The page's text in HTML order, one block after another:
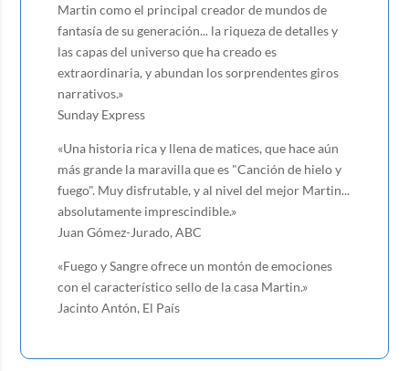
Martin como el principal creador de mundos de
fantasía de su generación... la riqueza de detalles y
las capas del universo que ha creado es
extraordinaria, y abundan los sorprendentes giros
narrativos.»
Sunday Express
«Una historia rica y llena de matices, que hace aún
más grande la maravilla que es "Canción de hielo y
fuego". Muy disfrutable, y al nivel del mejor Martin...
absolutamente imprescindible.»
Juan Gómez-Jurado, ABC
«Fuego y Sangre ofrece un montón de emociones
con el característico sello de la casa Martin.»
Jacinto Antón, El País